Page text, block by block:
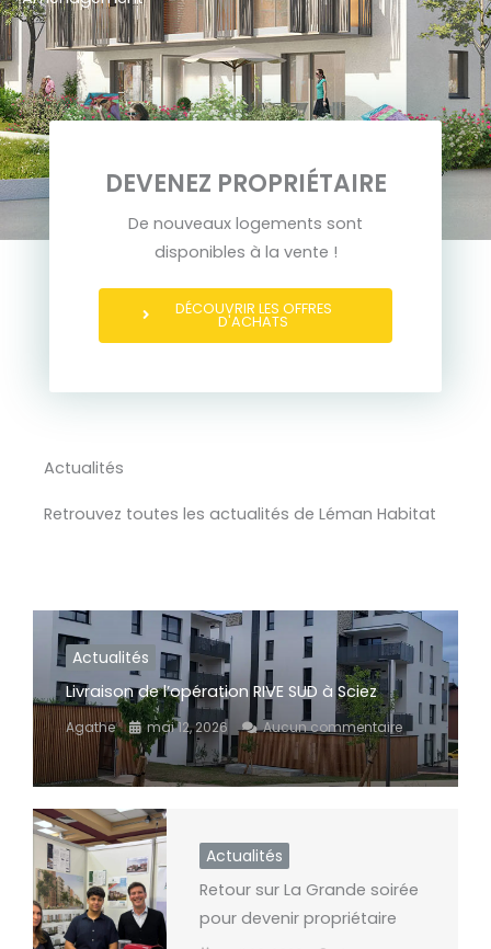
DEVENEZ PROPRIÉTAIRE
De nouveaux logements sont
disponibles à la vente !
DÉCOUVRIR LES OFFRES
D'ACHATS
Actualités
Retrouvez toutes les actualités de Léman Habitat
Actualités
Livraison de l’opération RIVE SUD à Sciez
Agathe mai 12, 2026 Aucun commentaire
Actualités
Retour sur La Grande soirée
pour devenir propriétaire​